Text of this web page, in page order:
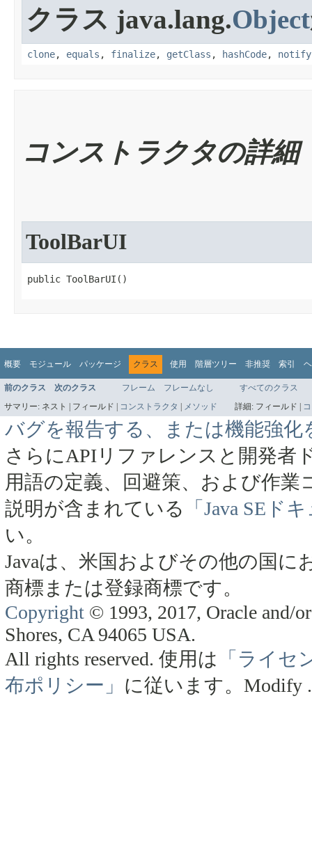
クラス java.lang.Object
clone, equals , finalize, getClass , hashCode, notify
コンストラクタの詳細
ToolBarUI
public ToolBarUI​()
概要 モジュール パッケージ クラス 使用 階層ツリー 非推奨 索引
前のクラス 次のクラス フレーム フレームなし
すべてのクラス
サマリー: ネスト | フィールド | コンストラクタ | メソッド 詳細: フィールド |
バグを報告する、または機能強化
さらにAPIリファレンスと開発者
用語の定義、回避策、および作
説明が含まれている
「Java SEド
い。
Javaは、米国およびその他の国に
商標または登録商標です。
Copyright © 1993, 2017, Oracle and/
Shores, CA 94065 USA.
All rights reserved. 使用は 「ライセ
布ポリシー」 に従います。 Modify